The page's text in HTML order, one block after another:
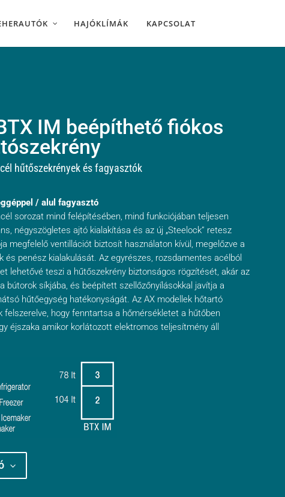
HAJÓKLÍMÁK KAPCSOLAT
IM beépíthető fiókos
hűtőszekrények és fagyasztók
/ alul fagyasztó
sorozat mind felépítésében, mind funkciójában teljesen
négyszögletes ajtó kialakítása és az új „Steelock” retesz
megfelelő ventillációt biztosít használaton kívül, megelőzve a
és penész kialakulását. Az egyrészes, rozsdamentes acélból
lehetővé teszi a hűtőszekrény biztonságos rögzítését, akár az
bútorok síkjába, és beépített szellőzőnyílásokkal javítja a
hűtőegység hatékonyságát. Az AX modellek hőtartó
felszerelve, hogy fenntartsa a hőmérsékletet a hűtőben
éjszaka amikor korlátozott elektromos teljesítmény áll